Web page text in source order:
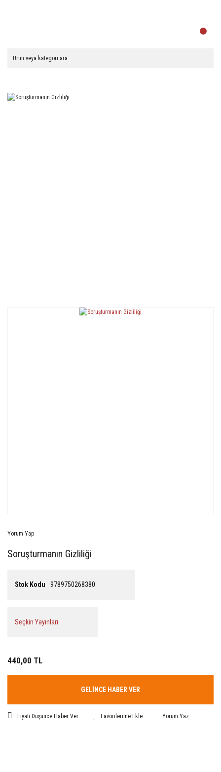
Yorum Yap
Soruşturmanın Gizliliği
Stok Kodu 9789750268380
Seçkin Yayınları
440,00 TL
GELİNCE HABER VER
Fiyatı Düşünce Haber Ver Yorum Yaz